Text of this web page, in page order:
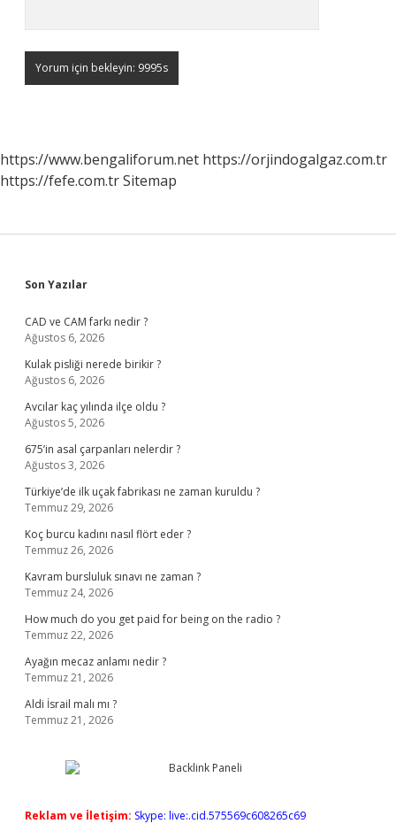
https://www.bengaliforum.net https://orjindogalgaz.com.tr
https://fefe.com.trSitemap
Sidebar
Son Yazılar
CAD ve CAM farkı nedir ?
Ağustos 6, 2026
Kulak pisliği nerede birikir ?
Ağustos 6, 2026
Avcılar kaç yılında ilçe oldu ?
Ağustos 5, 2026
675’in asal çarpanları nelerdir ?
Ağustos 3, 2026
Türkiye’de ilk uçak fabrikası ne zaman kuruldu ?
Temmuz 29, 2026
Koç burcu kadını nasıl flört eder ?
Temmuz 26, 2026
Kavram bursluluk sınavı ne zaman ?
Temmuz 24, 2026
How much do you get paid for being on the radio ?
Temmuz 22, 2026
Ayağın mecaz anlamı nedir ?
Temmuz 21, 2026
Aldi İsrail malı mı ?
Temmuz 21, 2026
Reklam ve İletişim: Skype: live:.cid.575569c608265c69